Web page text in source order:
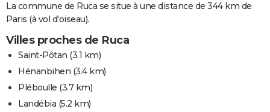
La commune de Ruca se situe à une distance de 344 km de
Paris (à vol d'oiseau).
Villes proches de Ruca
Saint-Pôtan (3.1 km)
Hénanbihen (3.4 km)
Pléboulle (3.7 km)
Landébia (5.2 km)